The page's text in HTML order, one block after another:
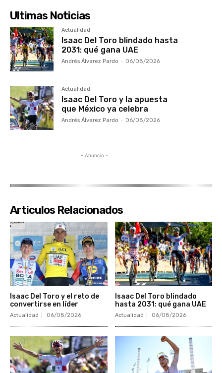
Ultimas Noticias
Actualidad
Isaac Del Toro blindado hasta
2031: qué gana UAE
Andrés Álvarez Pardo - 06/08/2026
Actualidad
Isaac Del Toro y la apuesta
que México ya celebra
Andrés Álvarez Pardo - 06/08/2026
- Anuncio -
Articulos Relacionados
Isaac Del Toro y el reto de
convertirse en líder
Actualidad 06/08/2026
Isaac Del Toro blindado
hasta 2031: qué gana UAE
Actualidad 06/08/2026